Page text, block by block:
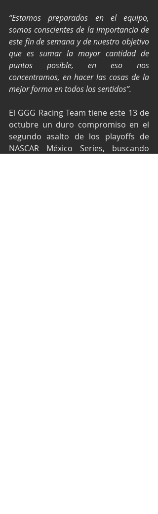
“Estamos preparados en el equipo,
somos conscientes de la importancia de
este fin de semana y de nuestro objetivo
que es sumar la mayor cantidad de
puntos posible, en eso nos
concentramos, en hacer las cosas de la
mejor forma en todos los sentidos”.
El GGG Racing Team tiene este 13 de
octubre un duro compromiso en el
segundo asalto de los playoffs de
NASCAR México Series, buscando